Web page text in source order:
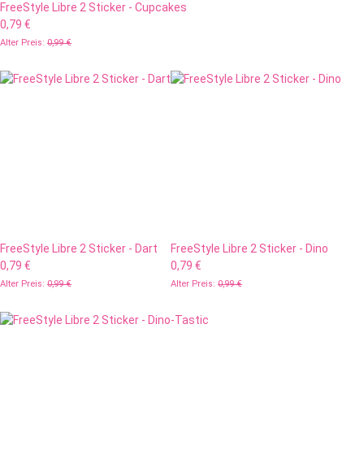
FreeStyle Libre 2 Sticker - Cupcakes
0,79 €
Alter Preis: 0,99 €
FreeStyle Libre 2 Sticker - Dart
0,79 €
Alter Preis: 0,99 €
FreeStyle Libre 2 Sticker - Dino
0,79 €
Alter Preis: 0,99 €